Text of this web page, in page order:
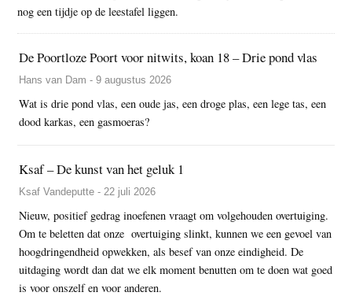
nog een tijdje op de leestafel liggen.
De Poortloze Poort voor nitwits, koan 18 – Drie pond vlas
Hans van Dam - 9 augustus 2026
Wat is drie pond vlas, een oude jas, een droge plas, een lege tas, een
dood karkas, een gasmoeras?
Ksaf – De kunst van het geluk 1
Ksaf Vandeputte - 22 juli 2026
Nieuw, positief gedrag inoefenen vraagt om volgehouden overtuiging.
Om te beletten dat onze overtuiging slinkt, kunnen we een gevoel van
hoogdringendheid opwekken, als besef van onze eindigheid. De
uitdaging wordt dan dat we elk moment benutten om te doen wat goed
is voor onszelf en voor anderen.